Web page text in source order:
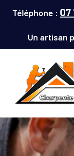
Téléphone : 07
Un artisan